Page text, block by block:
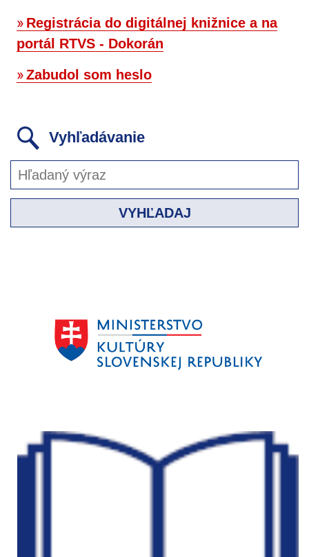
Registrácia do digitálnej knižnice a na
portál RTVS - Dokorán
Zabudol som heslo
Vyhľadávanie
VYHĽADAJ